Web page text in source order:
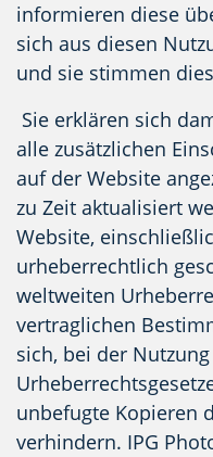
informieren diese
sich aus diesen
und sie stimmen
Sie erklären sich
alle zusätzlichen
auf der Website
zu Zeit aktualisiert
Website,
urheberrechtlich
weltweiten
vertraglichen
sich, bei der
unbefugte Kopieren
verhindern. IPG